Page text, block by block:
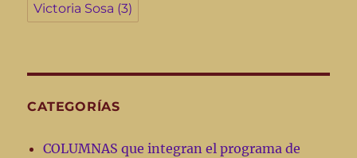
Victoria Sosa (3)
CATEGORÍAS
COLUMNAS que integran el programa de